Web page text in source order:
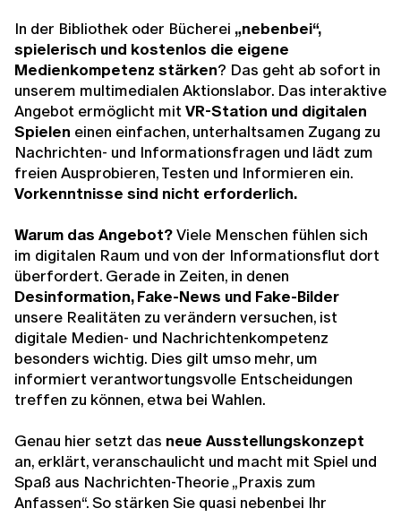
In der Bibliothek oder Bücherei „nebenbei“,
spielerisch und kostenlos die eigene
Medienkompetenz stärken? Das geht ab sofort in
unserem multimedialen Aktionslabor. Das interaktive
Angebot ermöglicht mitVR-Station und digitalen
Spielen einen einfachen, unterhaltsamen Zugang zu
Nachrichten- und Informationsfragen und lädt zum
freien Ausprobieren, Testen und Informieren ein.
Vorkenntnisse sind nicht erforderlich.
Warum das Angebot?Viele Menschen fühlen sich
im digitalen Raum und von der Informationsflut dort
überfordert. Gerade in Zeiten, in denen
Desinformation, Fake-News und Fake-Bilder
unsere Realitäten zu verändern versuchen, ist
digitale Medien- und Nachrichtenkompetenz
besonders wichtig. Dies gilt umso mehr, um
informiert verantwortungsvolle Entscheidungen
treffen zu können, etwa bei Wahlen.
Genau hier setzt das neue Ausstellungskonzept
an, erklärt, veranschaulicht und macht mit Spiel und
Spaß aus Nachrichten-Theorie „Praxis zum
Anfassen“. So stärken Sie quasi nebenbei Ihr